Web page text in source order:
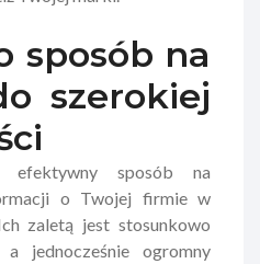
sposób na
szerokiej
sposób na
o Twojej firmie w
zaletą jest stosunkowo
jednocześnie ogromny